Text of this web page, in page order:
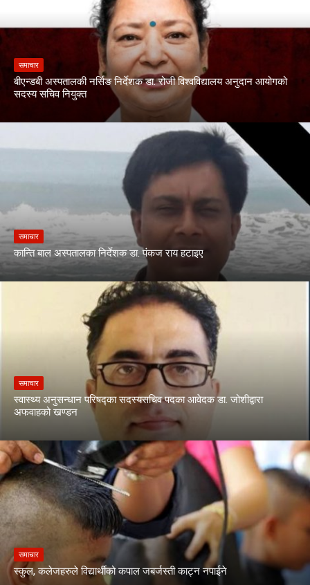
समाचार
बीएन्डबी अस्पतालकी नर्सिङ निर्देशक डा. रोजी विश्वविद्यालय अनुदान आयोगको
सदस्य सचिव नियुक्त
समाचार
कान्ति बाल अस्पतालका निर्देशक डा. पंकज राय हटाइए
समाचार
स्वास्थ्य अनुसन्धान परिषद्का सदस्यसचिव पदका आवेदक डा. जोशीद्वारा
अफवाहको खण्डन
समाचार
स्कुल, कलेजहरुले विद्यार्थीको कपाल जबर्जस्ती काट्न नपाईने